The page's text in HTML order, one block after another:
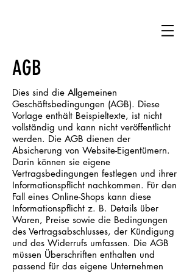
AGB
Dies sind die Allgemeinen
Geschäftsbedingungen (AGB). Diese
Vorlage enthält Beispieltexte, ist nicht
vollständig und kann nicht veröffentlicht
werden. Die AGB dienen der
Absicherung von Website-Eigentümern.
Darin können sie eigene
Vertragsbedingungen festlegen und ihrer
Informationspflicht nachkommen. Für den
Fall eines Online-Shops kann diese
Informationspflicht z. B. Details über
Waren, Preise sowie die Bedingungen
des Vertragsabschlusses, der Kündigung
und des Widerrufs umfassen. Die AGB
müssen Überschriften enthalten und
passend für das eigene Unternehmen